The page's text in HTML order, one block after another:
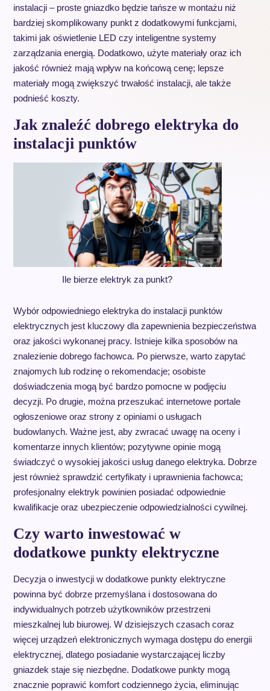
instalacji – proste gniazdko będzie tańsze w montażu niż
bardziej skomplikowany punkt z dodatkowymi funkcjami,
takimi jak oświetlenie LED czy inteligentne systemy
zarządzania energią. Dodatkowo, użyte materiały oraz ich
jakość również mają wpływ na końcową cenę; lepsze
materiały mogą zwiększyć trwałość instalacji, ale także
podnieść koszty.
Jak znaleźć dobrego elektryka do
instalacji punktów
Ile bierze elektryk za punkt?
Wybór odpowiedniego elektryka do instalacji punktów
elektrycznych jest kluczowy dla zapewnienia bezpieczeństwa
oraz jakości wykonanej pracy. Istnieje kilka sposobów na
znalezienie dobrego fachowca. Po pierwsze, warto zapytać
znajomych lub rodzinę o rekomendacje; osobiste
doświadczenia mogą być bardzo pomocne w podjęciu
decyzji. Po drugie, można przeszukać internetowe portale
ogłoszeniowe oraz strony z opiniami o usługach
budowlanych. Ważne jest, aby zwracać uwagę na oceny i
komentarze innych klientów; pozytywne opinie mogą
świadczyć o wysokiej jakości usług danego elektryka. Dobrze
jest również sprawdzić certyfikaty i uprawnienia fachowca;
profesjonalny elektryk powinien posiadać odpowiednie
kwalifikacje oraz ubezpieczenie odpowiedzialności cywilnej.
Czy warto inwestować w
dodatkowe punkty elektryczne
Decyzja o inwestycji w dodatkowe punkty elektryczne
powinna być dobrze przemyślana i dostosowana do
indywidualnych potrzeb użytkowników przestrzeni
mieszkalnej lub biurowej. W dzisiejszych czasach coraz
więcej urządzeń elektronicznych wymaga dostępu do energii
elektrycznej, dlatego posiadanie wystarczającej liczby
gniazdek staje się niezbędne. Dodatkowe punkty mogą
znacznie poprawić komfort codziennego życia, eliminując